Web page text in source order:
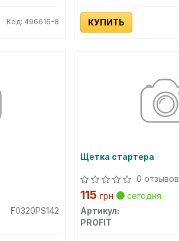
Код: 496616-8 КУПИТЬ
F0320PS142
Щетка стартера
0 отзывов
115грн
сегодня
Артикул:
PROFIT